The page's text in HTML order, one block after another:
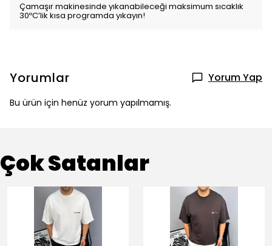
Çamaşır makinesinde yıkanabileceği maksimum sıcaklık
30ºC’lik kısa programda yıkayın!
Yorumlar Yorum Yap
Bu ürün için henüz yorum yapılmamış.
Çok Satanlar